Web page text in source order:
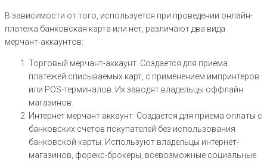
В зависимости от того, используется при проведении онлайн-
платежа банковская карта или нет, различают два вида
мерчант-аккаунтов:
Торговый мерчант-аккаунт. Создается для приема
платежей списываемых карт, с применением импринтеров
или POS-терминалов. Их заводят владельцы оффлайн
магазинов.
Интернет мерчант аккаунт. Создается для приема оплаты с
банковских счетов покупателей без использования
банковской карты. Используют владельцы интернет-
магазинов, форекс-брокеры, всевозможные социальные